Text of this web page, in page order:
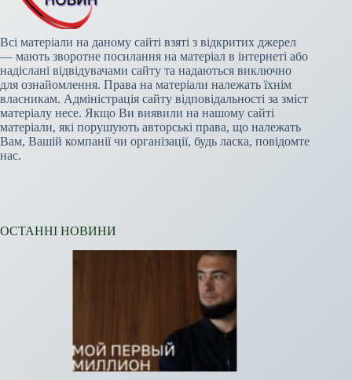
Всі матеріали на даному сайті взяті з відкритих джерел
— мають зворотне посилання на матеріал в інтернеті або
надіслані відвідувачами сайту та надаються виключно
для ознайомлення. Права на матеріали належать їхнім
власникам. Адміністрація сайту відповідальності за зміст
матеріалу несе. Якщо Ви виявили на нашому сайті
матеріали, які порушують авторські права, що належать
Вам, Вашій компанії чи організації, будь ласка, повідомте
нас.
ОСТАННІ НОВИНИ